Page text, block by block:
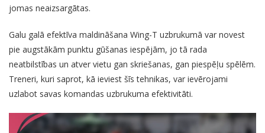
jomas neaizsargātas.
Galu galā efektīva maldināšana Wing-T uzbrukumā var novest
pie augstākām punktu gūšanas iespējām, jo tā rada
neatbilstības un atver vietu gan skriešanas, gan piespēļu spēlēm.
Treneri, kuri saprot, kā ieviest šīs tehnikas, var ievērojami
uzlabot savas komandas uzbrukuma efektivitāti.